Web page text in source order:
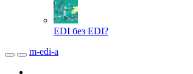
EDI без EDI?
m-edi-a